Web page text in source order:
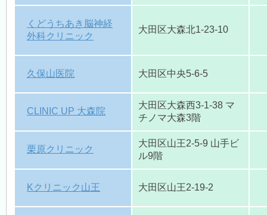
くどうちあき脳神経
外科クリニック
大田区大森北1-23-10
久保山医院 大田区中央5-6-5
CLINIC UP 大森院
大田区大森西3-1-38 マ
チノマ大森3階
栗原クリニック
大田区山王2-5-9 山手ビ
ル9階
Kクリニック山王 大田区山王2-19-2